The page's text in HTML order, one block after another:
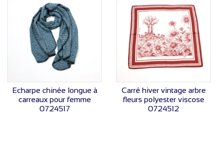
VOIR LE PRIX
Echarpe chinée longue à
carreaux pour femme
0724517
VOIR LE PRIX
Carré hiver vintage arbre
fleurs polyester viscose
0724512